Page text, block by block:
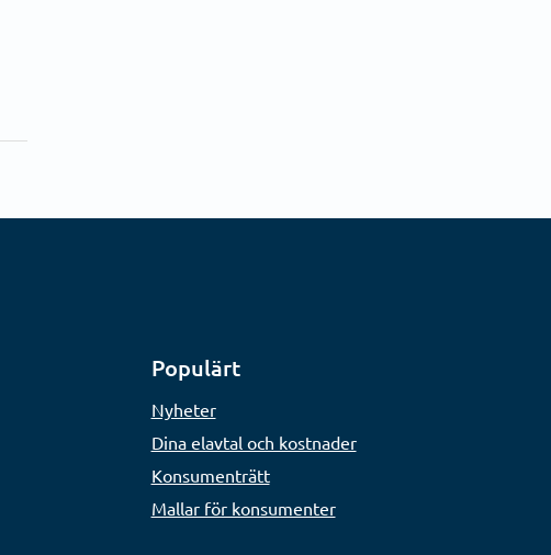
Populärt
Nyheter
Dina elavtal och kostnader
Konsumenträtt
Mallar för konsumenter